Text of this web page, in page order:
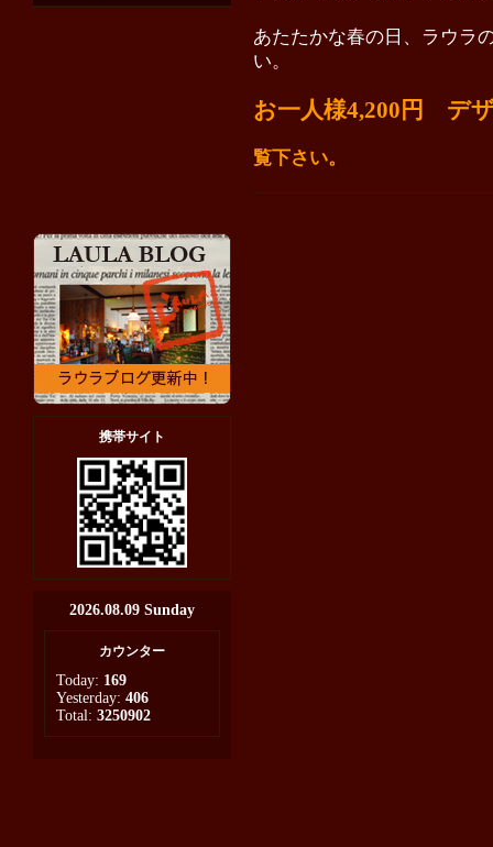
あたたかな春の日、ラウラ
い。
お一人様4,200円 デ
覧下さい。
携帯サイト
2026.08.09 Sunday
カウンター
Today: 169
Yesterday: 406
Total: 3250902